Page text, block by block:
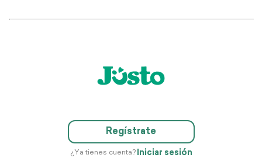
Regístrate
¿Ya tienes cuenta? Iniciar sesión